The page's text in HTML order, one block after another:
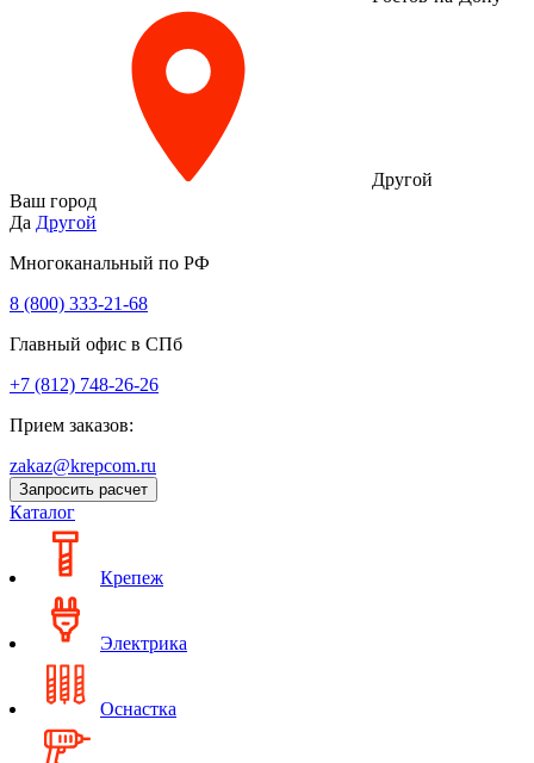
Другой
Ваш город
Да Другой
Многоканальный по РФ
8 (800) 333‑21-68
Главный офис в СПб
+7 (812) 748-26-26
Прием заказов:
zakaz@krepcom.ru
Запросить расчет
Каталог
Крепеж
Электрика
Оснастка